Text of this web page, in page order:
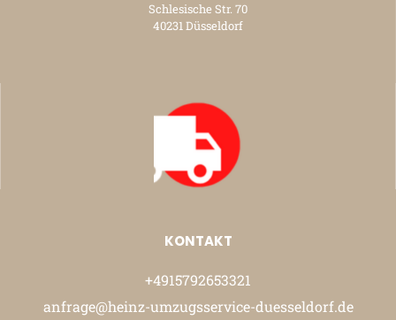
Schlesische Str. 70
40231 Düsseldorf
KONTAKT
+4915792653321
anfrage@heinz-umzugsservice-duesseldorf.de